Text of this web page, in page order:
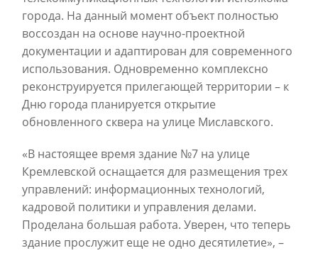
города. На данный момент объект полностью
воссоздан на основе научно-проектной
документации и адаптирован для современного
использования. Одновременно комплексно
реконструируется прилегающей территории – к
Дню города планируется открытие
обновленного сквера на улице Миславского.
«В настоящее время здание №7 на улице
Кремлевской оснащается для размещения трех
управлений: информационных технологий,
кадровой политики и управления делами.
Проделана большая работа. Уверен, что теперь
здание прослужит еще не одно десятилетие», –